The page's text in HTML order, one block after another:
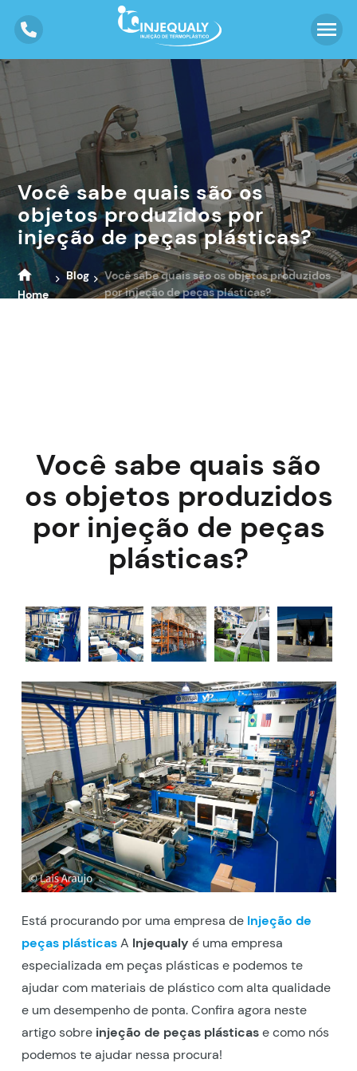
Você sabe quais são os
objetos produzidos por
injeção de peças plásticas?
Home
Blog
Você sabe quais são os objetos produzidos
por injeção de peças plásticas?
Você sabe quais são
os objetos produzidos
por injeção de peças
plásticas?
Está procurando por uma empresa deInjeção de
peças plásticasA Injequaly é uma empresa
especializada em peças plásticas e podemos te
ajudar com materiais de plástico com alta qualidade
e um desempenho de ponta. Confira agora neste
artigo sobre injeção de peças plásticase como nós
podemos te ajudar nessa procura!